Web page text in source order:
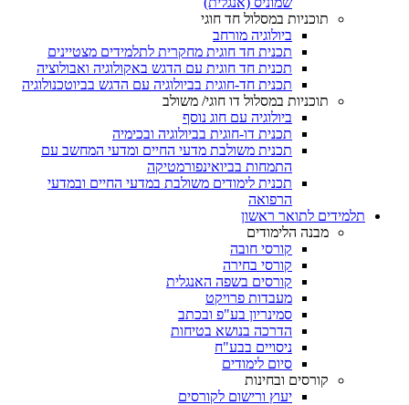
תוכניות במסלול חד חוגי
ביולוגיה מורחב
תכנית חד חוגית מחקרית לתלמידים מצטיינים
תכנית חד חוגית עם הדגש באקולוגיה ואבולוציה
תכנית חד-חוגית בביולוגיה עם הדגש בביוטכנולוגיה
תוכניות במסלול דו חוגי/ משולב
ביולוגיה עם חוג נוסף
תכנית דו-חוגית בביולוגיה ובכימיה
תכנית משולבת מדעי החיים ומדעי המחשב עם
התמחות בביואינפורמטיקה
תכנית לימודים משולבת במדעי החיים ובמדעי
הרפואה
תלמידים לתואר ראשון
מבנה הלימודים
קורסי חובה
קורסי בחירה
קורסים בשפה האנגלית
מעבדות פרויקט
סמינריון בע"פ ובכתב
הדרכה בנושא בטיחות
ניסויים בבע"ח
סיום לימודים
קורסים ובחינות
יעוץ ורישום לקורסים